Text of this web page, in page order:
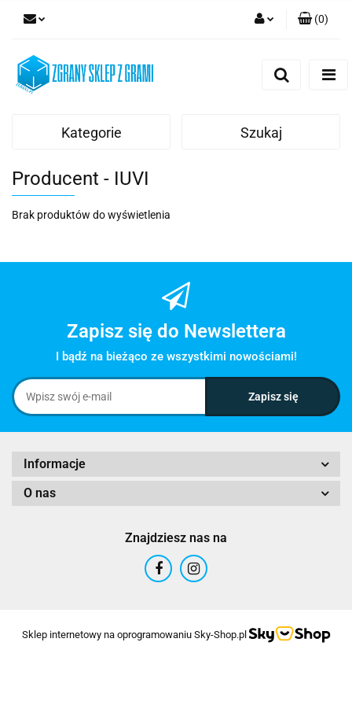
(0)
Kategorie Szukaj
Producent - IUVI
Brak produktów do wyświetlenia
Zapisz się do Newslettera
I bądź na bieżąco ze wszystkimi nowościami!
Informacje
O nas
Znajdziesz nas na
Sklep internetowy na oprogramowaniu Sky-Shop.pl